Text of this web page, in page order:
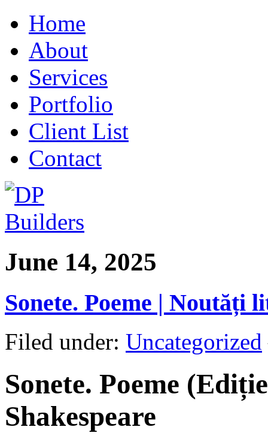
Home
About
Services
Portfolio
Client List
Contact
June 14, 2025
Sonete. Poeme | Noutăți
Filed under: Uncategorized
Sonete. Poeme
Shakespeare